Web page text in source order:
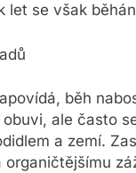
let se však
běh
obuvi, ale často
a zemí.
organičtějšímu